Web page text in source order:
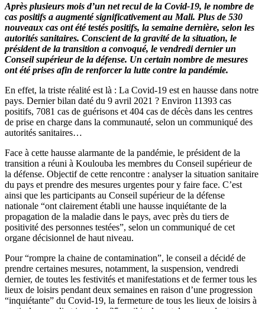
Après plusieurs mois d’un net recul de la Covid-19, le nombre de
cas positifs a augmenté significativement au Mali. Plus de 530
nouveaux cas ont été testés positifs, la semaine dernière, selon les
autorités sanitaires. Conscient de la gravité de la situation, le
président de la transition a convoqué, le vendredi dernier un
Conseil supérieur de la défense. Un certain nombre de mesures
ont été prises afin de renforcer la lutte contre la pandémie.
En effet, la triste réalité est là : La Covid-19 est en hausse dans notre
pays. Dernier bilan daté du 9 avril 2021 ? Environ 11393 cas
positifs, 7081 cas de guérisons et 404 cas de décès dans les centres
de prise en charge dans la communauté, selon un communiqué des
autorités sanitaires…
Face à cette hausse alarmante de la pandémie, le président de la
transition a réuni à Koulouba les membres du Conseil supérieur de
la défense. Objectif de cette rencontre : analyser la situation sanitaire
du pays et prendre des mesures urgentes pour y faire face. C’est
ainsi que les participants au Conseil supérieur de la défense
nationale “ont clairement établi une hausse inquiétante de la
propagation de la maladie dans le pays, avec près du tiers de
positivité des personnes testées”, selon un communiqué de cet
organe décisionnel de haut niveau.
Pour “rompre la chaine de contamination”, le conseil a décidé de
prendre certaines mesures, notamment, la suspension, vendredi
dernier, de toutes les festivités et manifestations et de fermer tous les
lieux de loisirs pendant deux semaines en raison d’une progression
“inquiétante” du Covid-19, la fermeture de tous les lieux de loisirs à